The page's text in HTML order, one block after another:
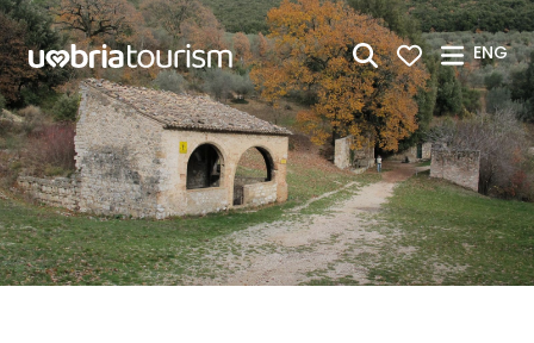
Skip to Main Content
ENG